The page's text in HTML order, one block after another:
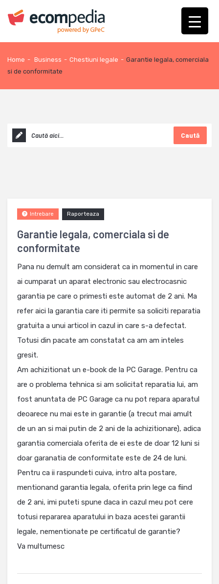
Home - Business - Chestiuni legale - Garantie legala, comerciala
si de conformitate
Caută
Garantie legala, comerciala si de
conformitate
Raporteaza
Intrebare
Pana nu demult am considerat ca in momentul in care
ai cumparat un aparat electronic sau electrocasnic
garantia pe care o primesti este automat de 2 ani. Ma
refer aici la garantia care iti permite sa soliciti reparatia
gratuita a unui articol in cazul in care s-a defectat.
Totusi din pacate am constatat ca am am inteles
gresit.
Am achizitionat un e-book de la PC Garage. Pentru ca
are o problema tehnica si am solicitat reparatia lui, am
fost anuntata de PC Garage ca nu pot repara aparatul
deoarece nu mai este in garantie (a trecut mai amult
de un an si mai putin de 2 ani de la achizitionare), adica
garantia comerciala oferita de ei este de doar 12 luni si
doar garanatia de conformitate este de 24 de luni.
Pentru ca ii raspundeti cuiva, intro alta postare,
mentionand garantia legala, oferita prin lege ca fiind
de 2 ani, imi puteti spune daca in cazul meu pot cere
totusi repararea aparatului in baza acestei garantii
legale, nementionate pe certificatul de garantie?
Va multumesc